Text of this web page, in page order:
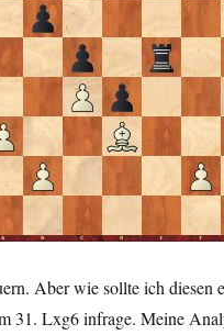
Aber wie sollte ich diesen
31. Lxg6 infrage. Meine